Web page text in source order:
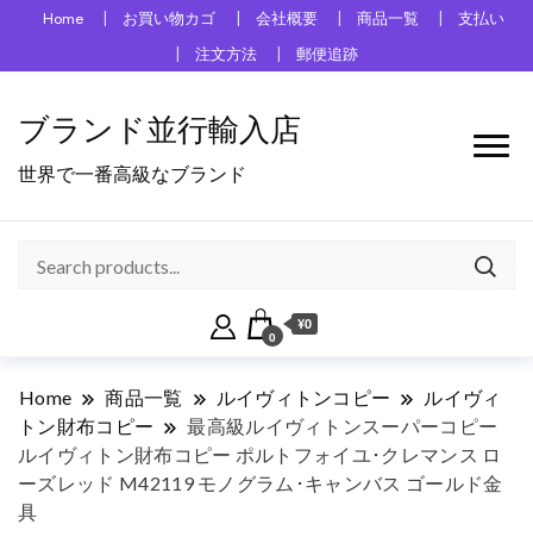
Home お買い物カゴ 会社概要 商品一覧
支払い
注文方法
郵便追跡
ブランド並行輸入店
世界で一番高級なブランド
0
¥0
Home 商品一覧 ルイヴィトンコピー
ルイヴィ
トン財布コピー
最高級ルイヴィトンスーパーコピー
ルイヴィトン財布コピー ポルトフォイユ･クレマンス ロ
ーズレッド M42119 モノグラム･キャンバス ゴールド金
具